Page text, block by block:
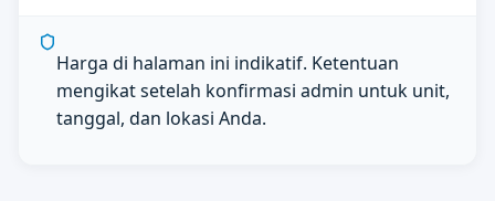
Harga di halaman ini indikatif. Ketentuan
mengikat setelah konfirmasi admin untuk unit,
tanggal, dan lokasi Anda.